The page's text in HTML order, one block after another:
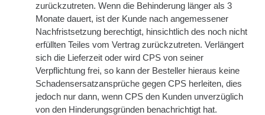
zurückzutreten. Wenn die Behinderung länger als 3
Monate dauert, ist der Kunde nach angemessener
Nachfristsetzung berechtigt, hinsichtlich des noch nicht
erfüllten Teiles vom Vertrag zurückzutreten. Verlängert
sich die Lieferzeit oder wird CPS von seiner
Verpflichtung frei, so kann der Besteller hieraus keine
Schadensersatzansprüche gegen CPS herleiten, dies
jedoch nur dann, wenn CPS den Kunden unverzüglich
von den Hinderungsgründen benachrichtigt hat.